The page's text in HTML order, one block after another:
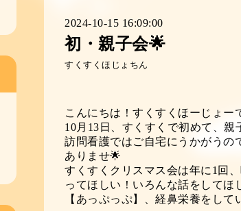
2024-10-15 16:09:00
初・親子会🌟
すくすくほじょちん
こんにちは！すくすくほーじょー
10月 13 日、すくすくで初めて、親
訪問看護ではご自宅にうかがうの
ありませ🌟
すくすくクリスマス会は年に 1 回
ってほしい！いろんな話をしてほ
【あっぷっぷ】、経鼻栄養をし